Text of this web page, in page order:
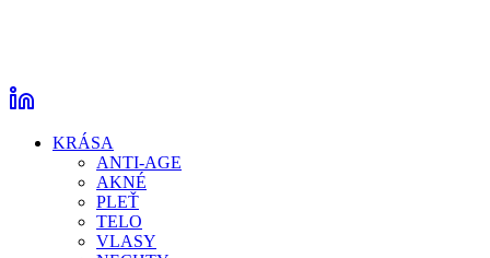
KRÁSA
ANTI-AGE
AKNÉ
PLEŤ
TELO
VLASY